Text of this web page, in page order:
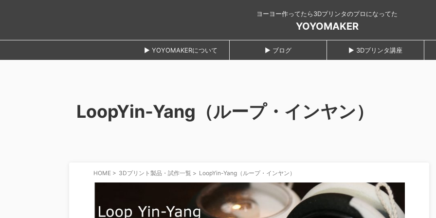
ヨーヨー作ってたら3Dプリンタのプロになってた
YOYOMAKER
► YOYOMAKERについて ► ブログ ► 3Dプリンタ講座
LoopYin-Yang（ループ・インヤン）
HOME > 3Dプリント製品・試作一覧 > LoopYin-Yang（ループ・インヤン）